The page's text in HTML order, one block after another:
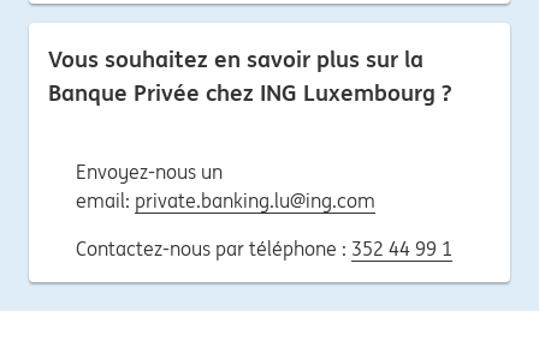
Vous souhaitez en savoir plus sur la
Banque Privée chez ING Luxembourg ?
Envoyez-nous un
email: private.banking.lu@ing.com
Contactez-nous par téléphone : 352 44 99 1